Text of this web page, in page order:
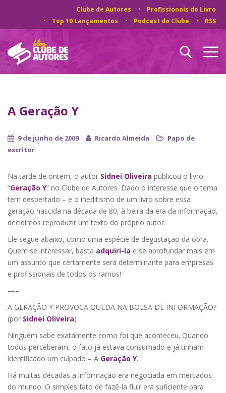
Clube de Autores
Profissionais do Livro
Top 10 Lançamentos
Podcast do Clube RSS
A Geração Y
9 de junho de 2009 Ricardo Almeida
Papo de
escritor
Na tarde de ontem, o autor Sidnei Oliveira publicou o livro
“Geração Y” no Clube de Autores. Dado o interesse que o tema
tem despertado – e o ineditismo de um livro sobre essa
geração nascida na década de 80, à beira da era da informação,
decidimos reproduzir um texto do próprio autor.
Ele segue abaixo, como uma espécie de degustação da obra.
Quem se interessar, basta adquiri-la e se aprofundar mais em
um assunto que certamente será determinante para empresas
e profissionais de todos os ramos!
—–
A GERAÇÃO Y PROVOCA QUEDA NA BOLSA DE INFORMAÇÃO?
(por Sidnei Oliveira)
Ninguém sabe exatamente como foi que aconteceu. Quando
todos perceberam, o fato já estava consumado e já tinham
identificado um culpado – A Geração Y.
Há muitas décadas a informação era negociada em mercados
do mundo. O simples fato de fazê-la fluir era suficiente para